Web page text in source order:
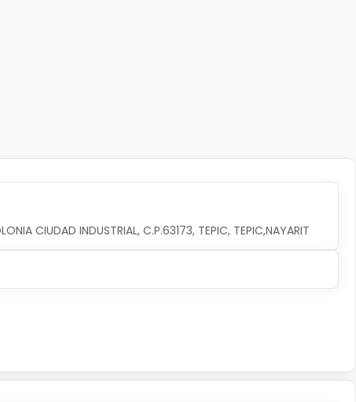
CIUDAD INDUSTRIAL, C.P.63173, TEPIC, TEPIC,NAYARIT